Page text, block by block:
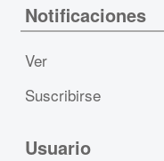
Notificaciones
Ver
Suscribirse
Usuario